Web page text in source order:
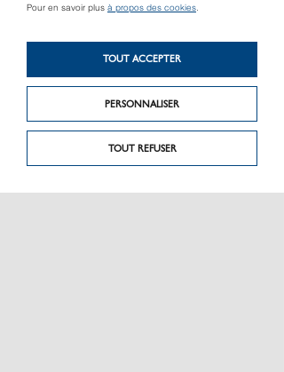
Pour en savoir plus à propos des cookies.
TOUT REFUSER
PERSONNALISER
TOUT ACCEPTER
Produit précédent
BRUNELLA DUALFIT
Produit suivant
Garniture de porte
Bergamo Laiton
M1628/42K/42KS